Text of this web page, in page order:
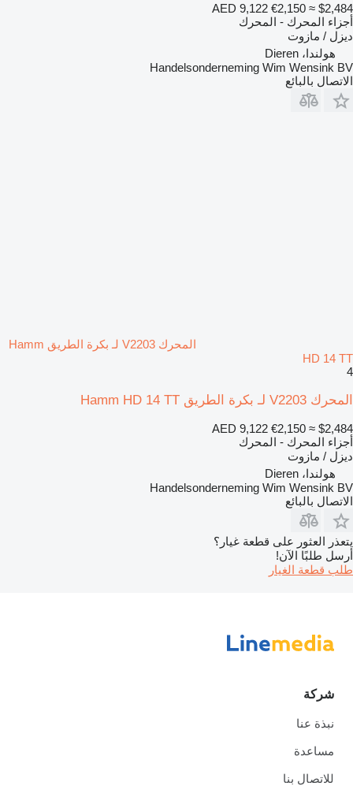
AED 9,122 €2,150 ≈ $2,484
أجزاء المحرك - المحرك
ديزل / مازوت
هولندا، Dieren
Handelsonderneming Wim Wensink BV
الاتصال بالبائع
المحرك V2203 لـ بكرة الطريق Hamm
HD 14 TT
4
المحرك V2203 لـ بكرة الطريق Hamm HD 14 TT
AED 9,122 €2,150 ≈ $2,484
أجزاء المحرك - المحرك
ديزل / مازوت
هولندا، Dieren
Handelsonderneming Wim Wensink BV
الاتصال بالبائع
يتعذر العثور على قطعة غيار؟
أرسل طلبًا الآن!
طلب قطعة الغيار
شركة
نبذة عنا
مساعدة
للاتصال بنا